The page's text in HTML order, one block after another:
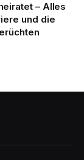
– Alles
und die